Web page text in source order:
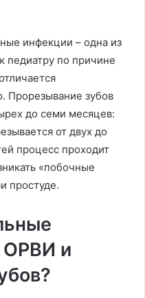
инфекции – одна из
педиатру по причине
Прорезывание зубов
до семи месяцев:
от двух до
процесс проходит
«побочные
простуде.
ОРВИ и